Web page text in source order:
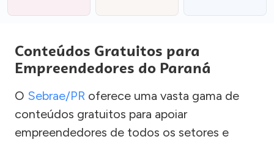
Conteúdos Gratuitos para
Empreendedores do Paraná
O Sebrae/PR oferece uma vasta gama de
conteúdos gratuitos para apoiar
empreendedores de todos os setores e